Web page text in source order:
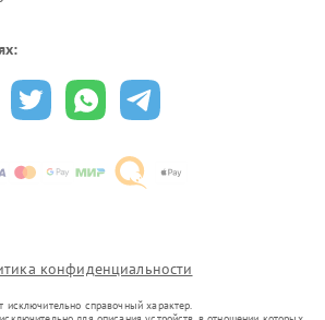
конфиденциальности
справочный характер.